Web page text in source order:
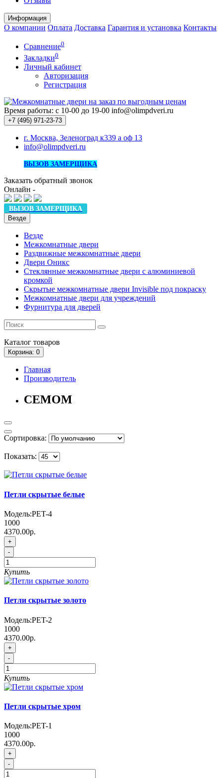
Информация
О компании Оплата Доставка Гарантия и установка Контакты
Сравнение0
Закладки0
Личный кабинет
Авторизация
Регистрация
Время работы: с 10-00 до 19-00 info@olimpdveri.ru
+7 (495) 971-23-73
г. Москва, Зеленоград к339 а оф 13
info@olimpdveri.ru
ВЫЗОВ ЗАМЕРЩИКА
Заказать обратный звонок
Онлайн -
ВЫЗОВ ЗАМЕРЩИКА
Везде
Везде
Межкомнатные двери
Раздвижные межкомнатные двери
Двери Оникс
Стеклянные межкомнатные двери с алюминиевой
кромкой
Скрытые межкомнатные двери Invisible под покраску
Межкомнатные двери для учреждений
Фурнитура для дверей
Каталог товаров
Корзина: 0
Главная
Производитель
CEMOM
Сортировка:
Показать:
Петли скрытые белые
Модель:PET-4
1000
4370.00р.
+
-
Купить
Петли скрытые золото
Модель:PET-2
1000
4370.00р.
+
-
Купить
Петли скрытые хром
Модель:PET-1
1000
4370.00р.
+
-